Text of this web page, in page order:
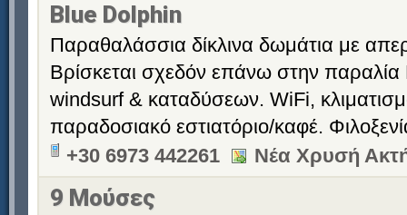
Blue Dolphin
Παραθαλάσσια δίκλινα δωμάτια με
Βρίσκεται σχεδόν επάνω στην
windsurf & καταδύσεων. WiFi,
παραδοσιακό εστιατόριο/καφέ.
+30 6973 442261
Νέα Χρυσή
9 Μούσες